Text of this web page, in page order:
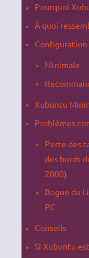
Pourquoi
À quoi
Configuration
Minimale
Xubuntu
Problèmes
Perte des
des bords
2000)
Bogue du
PC
Conseils
Si Xubuntu